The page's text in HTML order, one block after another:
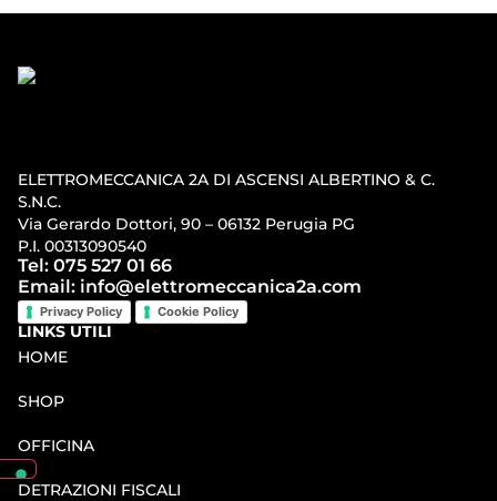
ELETTROMECCANICA 2A DI ASCENSI ALBERTINO & C.
S.N.C.
Via Gerardo Dottori, 90 – 06132 Perugia PG
P.I. 00313090540
Tel: 075 527 01 66
Email: info@elettromeccanica2a.com
Privacy Policy Cookie Policy
LINKS UTILI
HOME
SHOP
OFFICINA
DETRAZIONI FISCALI